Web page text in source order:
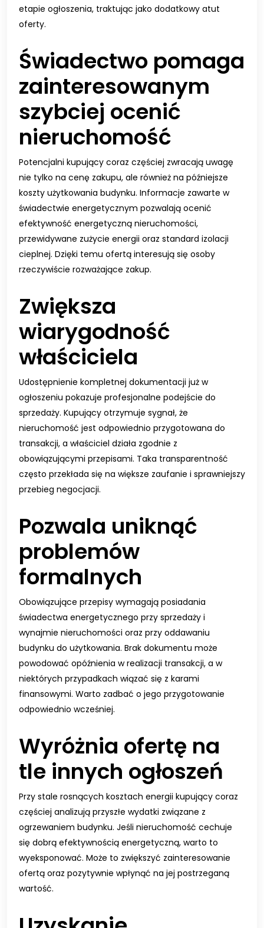
etapie ogłoszenia, traktując jako dodatkowy atut
oferty.
Świadectwo pomaga
zainteresowanym
szybciej ocenić
nieruchomość
Potencjalni kupujący coraz częściej zwracają uwagę
nie tylko na cenę zakupu, ale również na późniejsze
koszty użytkowania budynku. Informacje zawarte w
świadectwie energetycznym pozwalają ocenić
efektywność energetyczną nieruchomości,
przewidywane zużycie energii oraz standard izolacji
cieplnej. Dzięki temu ofertą interesują się osoby
rzeczywiście rozważające zakup.
Zwiększa
wiarygodność
właściciela
Udostępnienie kompletnej dokumentacji już w
ogłoszeniu pokazuje profesjonalne podejście do
sprzedaży. Kupujący otrzymuje sygnał, że
nieruchomość jest odpowiednio przygotowana do
transakcji, a właściciel działa zgodnie z
obowiązującymi przepisami. Taka transparentność
często przekłada się na większe zaufanie i sprawniejszy
przebieg negocjacji.
Pozwala uniknąć
problemów
formalnych
Obowiązujące przepisy wymagają posiadania
świadectwa energetycznego przy sprzedaży i
wynajmie nieruchomości oraz przy oddawaniu
budynku do użytkowania. Brak dokumentu może
powodować opóźnienia w realizacji transakcji, a w
niektórych przypadkach wiązać się z karami
finansowymi. Warto zadbać o jego przygotowanie
odpowiednio wcześniej.
Wyróżnia ofertę na
tle innych ogłoszeń
Przy stale rosnących kosztach energii kupujący coraz
częściej analizują przyszłe wydatki związane z
ogrzewaniem budynku. Jeśli nieruchomość cechuje
się dobrą efektywnością energetyczną, warto to
wyeksponować. Może to zwiększyć zainteresowanie
ofertą oraz pozytywnie wpłynąć na jej postrzeganą
wartość.